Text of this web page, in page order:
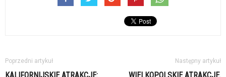
Poprzedni artykuł Następny artykuł